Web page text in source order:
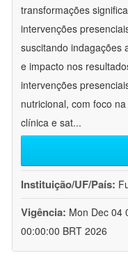
transformações
intervenções
suscitando indagações
e impacto nos
intervenções
nutricional, com foco
clínica e sat...
Instituição/UF/País:
Vigência: Mon Dec 04
00:00:00 BRT 2026